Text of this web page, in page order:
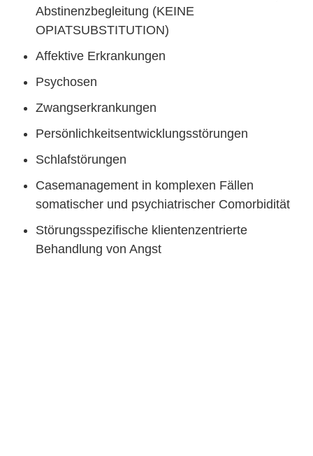
Abstinenzbegleitung (KEINE
OPIATSUBSTITUTION)
Affektive Erkrankungen
Psychosen
Zwangserkrankungen
Persönlichkeitsentwicklungsstörungen
Schlafstörungen
Casemanagement in komplexen Fällen
somatischer und psychiatrischer Comorbidität
Störungsspezifische klientenzentrierte
Behandlung von Angst